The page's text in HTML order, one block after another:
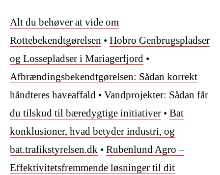
Alt du behøver at vide om
Rottebekendtgørelsen • Hobro Genbrugspladser
og Lossepladser i Mariagerfjord •
Afbrændingsbekendtgørelsen: Sådan korrekt
håndteres haveaffald • Vandprojekter: Sådan får
du tilskud til bæredygtige initiativer • Bat
konklusioner, hvad betyder industri, og
bat.trafikstyrelsen.dk • Rubenlund Agro –
Effektivitetsfremmende løsninger til dit